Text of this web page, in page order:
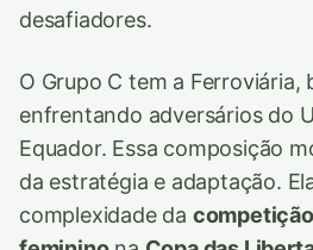
desafiadores.
O Grupo C tem a Ferroviária,
enfrentando adversários do
Equador. Essa composição
da estratégia e adaptação.
complexidade da